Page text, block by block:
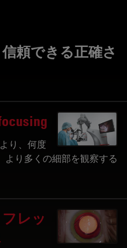
頼できる正確さ
り、何度
より多くの細部を観察する
レッ